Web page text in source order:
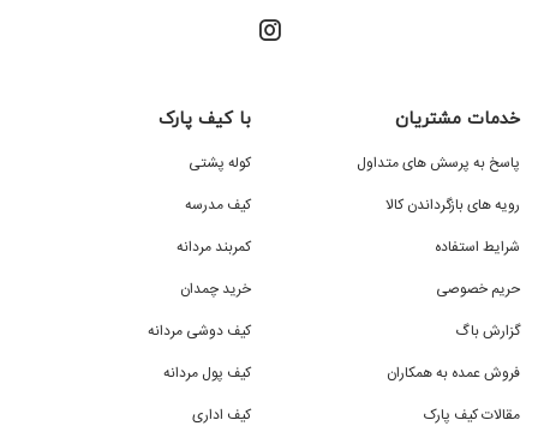
خدمات مشتریان
پاسخ به پرسش های متداول
رویه های بازگرداندن کالا
شرایط استفاده
حریم خصوصی
گزارش باگ
فروش عمده به همکاران
مقالات کیف پارک
با کیف پارک
کوله پشتی
کیف مدرسه
کمربند مردانه
خرید چمدان
کیف دوشی مردانه
کیف پول مردانه
کیف اداری